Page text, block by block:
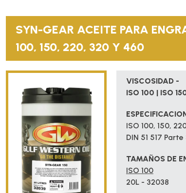
finalSYN-GEAR ACEITE PARA
100, 150, 220, 320 Y 460
VISCOSIDAD -
ISO 100 | ISO
ISO 100, 150,
DIN 51 517
TAMAÑOS DE
ISO 100
20L - 32038